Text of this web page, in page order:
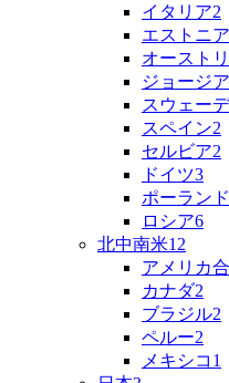
イタリア2
エストニア
オースト
ジョージア
スウェー
スペイン2
セルビア2
ドイツ3
ポーランド
ロシア6
北中南米12
アメリカ
カナダ2
ブラジル2
ペルー2
メキシコ 1